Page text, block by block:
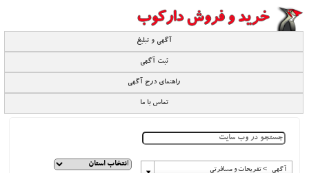
آگهی و تبلیغ
ثبت آگهی
راهنمای درج آگهی
تماس با ما
آگهی -> تفریحات و مسافرتی